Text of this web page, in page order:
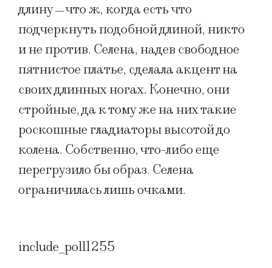
длину—что ж, когда есть что
подчеркнуть подобной длиной, никто
и не против. Селена, надев свободное
пятнистое платье, сделала акцент на
своих длинных ногах. Конечно, они
стройные, да к тому же на них такие
роскошные гладиаторы высотой до
колена. Собственно, что-либо еще
перегрузило бы образ. Селена
ограничилась лишь очками.
include_poll1255